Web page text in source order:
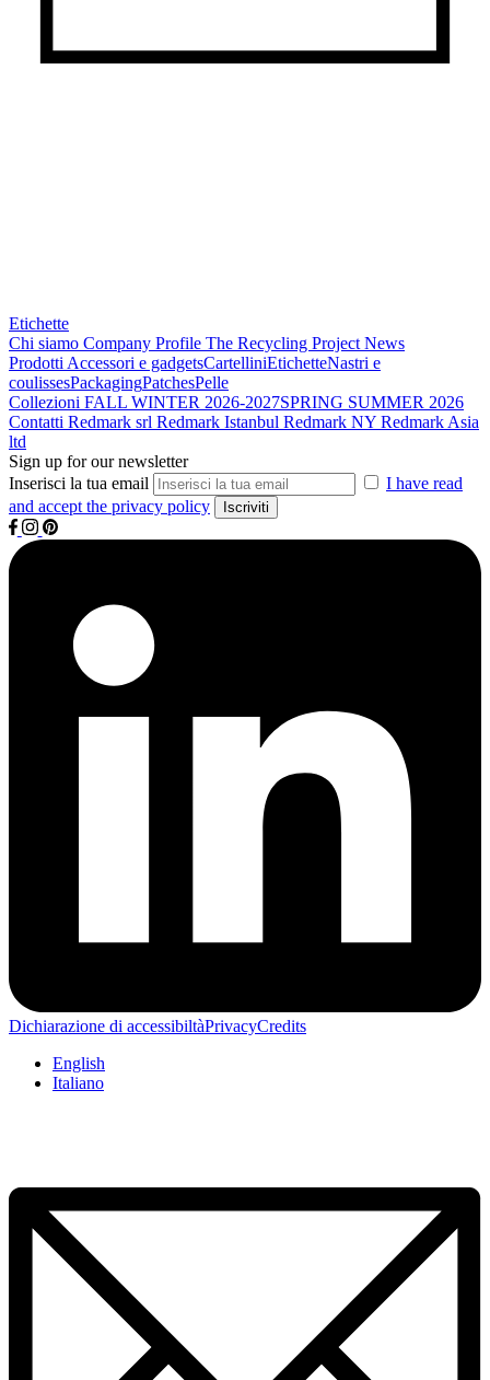
Etichette
Chi siamo Company Profile The Recycling Project News
Prodotti Accessori e gadgetsCartelliniEtichetteNastri e
coulissesPackagingPatchesPelle
Collezioni FALL WINTER 2026-2027SPRING SUMMER 2026
Contatti Redmark srl Redmark Istanbul Redmark NY Redmark Asia
ltd
Sign up for our newsletter
Inserisci la tua email
I have read
and accept the privacy policy
Dichiarazione di accessibiltàPrivacyCredits
English
Italiano